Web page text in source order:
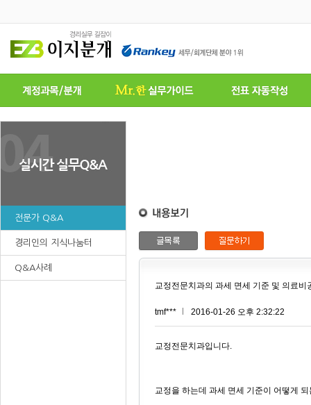
전문가 Q&A
경리인의 지식나눔터
Q&A사례
교정전문치과의 과세 면세 기준 및 의료비
tmf*** 2016-01-26 오후 2:32:22
교정전문치과입니다.
교정을 하는데 과세 면세 기준이 어떻게